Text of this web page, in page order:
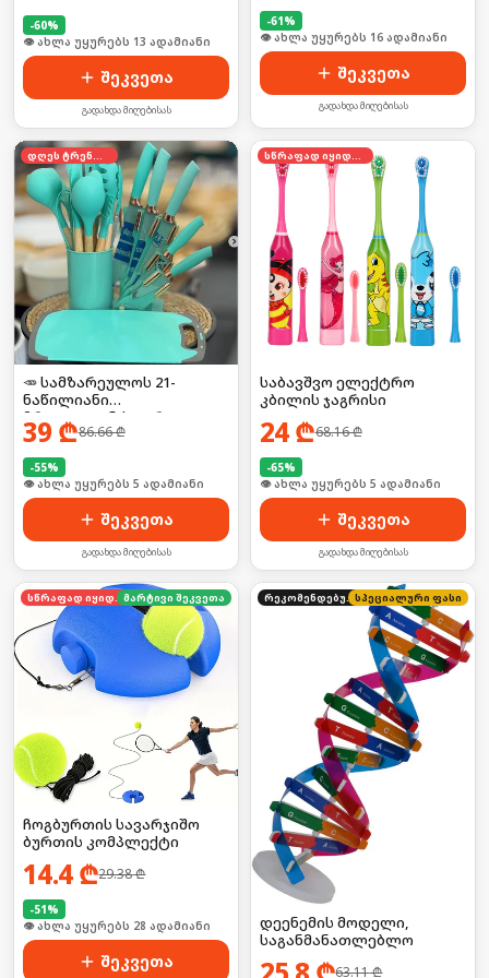
-60%
🛒 ბოლო 24სთ-ში იყიდა 16-მა
შეკვეთა
გადახდა მიღებისას
-61%
🛒 ბოლო 24სთ-ში იყიდა 22-მა
შეკვეთა
გადახდა მიღებისას
დღეს ტრენდში
🥕 სამზარეულოს 21-
ნაწილიანი
მრავალფუნქციური
ნაკრები
39 ₾86.66₾
-55%
🛒 ბოლო 24სთ-ში იყიდა 7-მა
შეკვეთა
გადახდა მიღებისას
სწრაფად იყიდება
საბავშვო ელექტრო
კბილის ჯაგრისი
24₾68.16₾
-65%
🛒 ბოლო 24სთ-ში იყიდა 8-მა
შეკვეთა
გადახდა მიღებისას
სწრაფად იყიდებამარტივი შეკვეთა
ჩოგბურთის სავარჯიშო
ბურთის კომპლექტი
14.4₾29.38₾
-51%
🛒 ბოლო 24სთ-ში იყიდა 37-მა
შეკვეთა
რეკომენდებულისპეციალური ფასი
დეენემის მოდელი,
საგანმანათლებლო
63.11₾